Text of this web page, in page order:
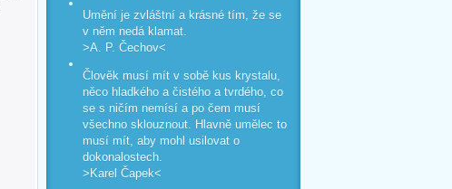
Umění je zvláštní a krásné tím, že se
v něm nedá klamat.
>A. P. Čechov<
Člověk musí mít v sobě kus krystalu,
něco hladkého a čistého a tvrdého, co
se s ničím nemísí a po čem musí
všechno sklouznout. Hlavně umělec to
musí mít, aby mohl usilovat o
dokonalostech.
>Karel Čapek<